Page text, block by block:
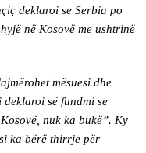
deklaroi se Serbia po
në Kosovë me ushtrinë
mësuesi dhe
deklaroi së fundmi se
nuk ka bukë”. Ky
ka bërë thirrje për